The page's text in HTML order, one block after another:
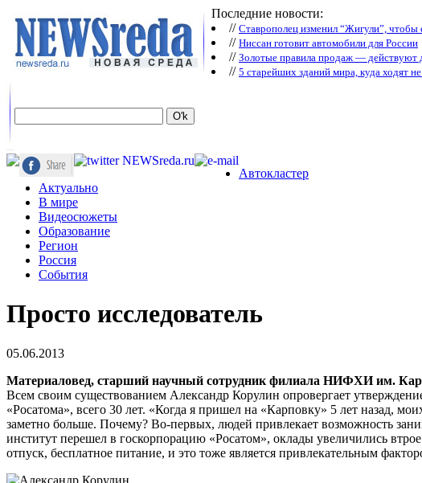
Последние новости:
// Ставрополец изменил “Жигули”, чтобы
// Ниссан готовит автомобили для России
// Зoлoтые прaвилa продаж — действуют
// 5 старейших зданий мира, куда ходят
Автокластер
Актуально
В мире
Видеосюжеты
Образование
Регион
Россия
События
Просто исследователь
05.06.2013
Материаловед, старший научный сотрудник филиала НИФХИ им.
Всем своим существованием Александр Корулин опровергает
«Росатома», всего 30 лет. «Когда я пришел на «Карповку» 5 лет назад,
заметно больше. Почему? Во­-первых, людей привлекает возможность
институт перешел в госкорпорацию «Росатом», оклады увеличились
отпуск, бесплатное питание, и это тоже является привлекательным